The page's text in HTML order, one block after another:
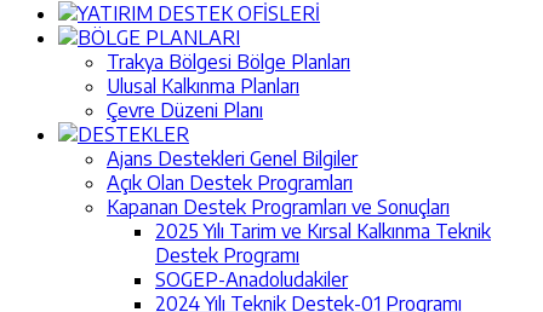
YATIRIM DESTEK OFİSLERİ
BÖLGE PLANLARI
Trakya Bölgesi Bölge Planları
Ulusal Kalkınma Planları
Çevre Düzeni Planı
DESTEKLER
Ajans Destekleri Genel Bilgiler
Açık Olan Destek Programları
Kapanan Destek Programları ve Sonuçları
2025 Yılı Tarim ve Kırsal Kalkınma Teknik
Destek Programı
SOGEP-Anadoludakiler
2024 Yılı Teknik Destek-01 Programı